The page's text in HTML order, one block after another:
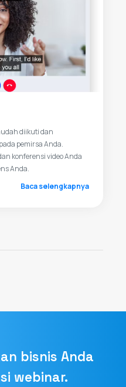
diikuti dan
pemirsa Anda.
konferensi video Anda
Anda.
Baca selengkapnya
bisnis Anda
webinar.